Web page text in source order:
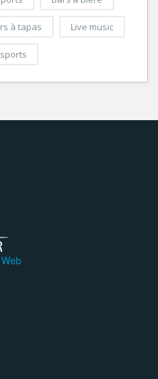
à tapas Live music